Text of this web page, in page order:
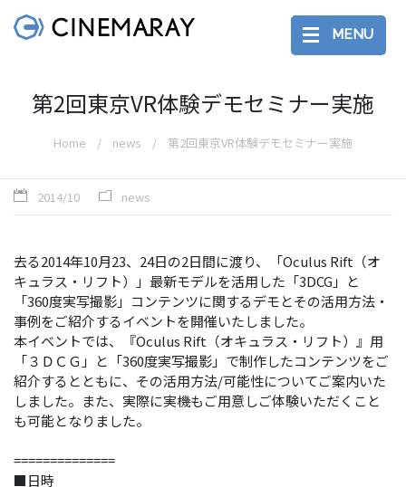
MENU
第2回東京VR体験デモセミナー実施
Home news 第2回東京VR体験デモセミナー実施
2014/10 news
去る2014年10月23、24日の2日間に渡り、「Oculus Rift（オ
キュラス・リフト）」最新モデルを活用した「3DCG」と
「360度実写撮影」コンテンツに関するデモとその活用方法・
事例をご紹介するイベントを開催いたしました。
本イベントでは、『Oculus Rift（オキュラス・リフト）』用
「３ＤＣＧ」と「360度実写撮影」で制作したコンテンツをご
紹介するとともに、その活用方法/可能性についてご案内いた
しました。また、実際に実機もご用意しご体験いただくこと
も可能となりました。
==============
■日時